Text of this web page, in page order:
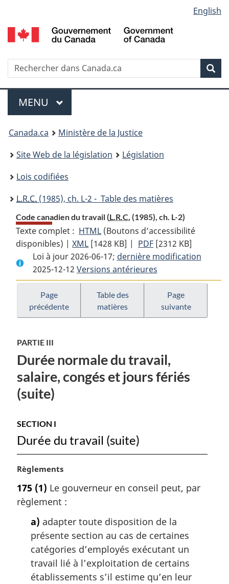
au
contenu
propos
de
la
HTML
simplifiée
selection
English
Recherche
Menu
MENU PRINCIPAL
You
are
here:
Canada.ca
Ministère de la Justice
Site Web de la législation
Législation
Lois codifiées
L.R.C. (1985), ch. L-2 - Table des matières
Code canadien du travail (L.R.C. (1985), ch. L-2)
Texte complet : HTML Texte
complet
:
Code
canadien
du
travail
(Boutons d’accessibilité
disponibles) |XML Texte
complet
:
Code
canadien
du
travail
[1428 KB] | PDF Texte
complet
:
Code
canadien
du
travail
[2312 KB]
Loi à jour 2026-06-17; dernière modification
2025-12-12 Versions antérieures
Page
précédente
Table des
matières
Page
suivante
PARTIE III
Durée normale du travail,
salaire, congés et jours fériés
(suite)
SECTION I
Durée du travail (suite)
N
t
e
Règlements
175 (1) Le gouverneur en conseil peut, par
règlement :
a) adapter toute disposition de la
présente section au cas de certaines
catégories d’employés exécutant un
travail lié à l’exploitation de certains
établissements s’il estime qu’en leur